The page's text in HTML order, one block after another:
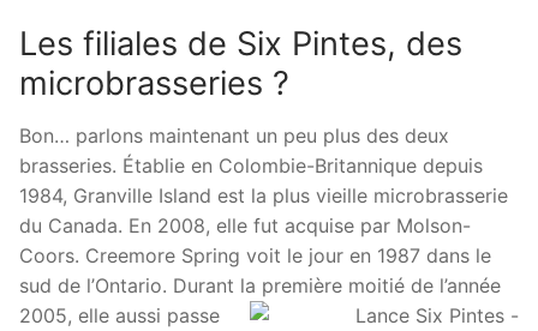
Les filiales de Six Pintes, des
microbrasseries ?
Bon… parlons maintenant un peu plus des deux
brasseries. Établie en Colombie-Britannique depuis
1984, Granville Island est la plus vieille microbrasserie
du Canada. En 2008, elle fut acquise par Molson-
Coors. Creemore Spring voit le jour en 1987 dans le
sud de l’Ontario. Durant la première moitié de l’année
2005, elle aussi passe